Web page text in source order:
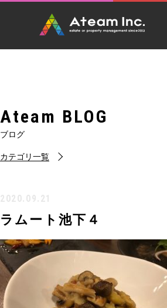
Ateam BLOG
ブログ
カテゴリ一覧
ラムート池下４